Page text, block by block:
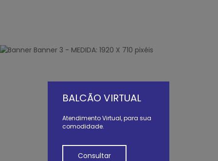
BALCÃO VIRTUAL
Atendimento Virtual, para sua
comodidade.
Consultar